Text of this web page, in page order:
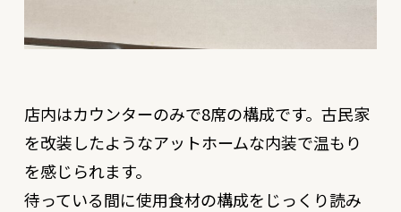
店内はカウンターのみで8席の構成です。古民家
を改装したようなアットホームな内装で温もり
を感じられます。
待っている間に使用食材の構成をじっくり読み